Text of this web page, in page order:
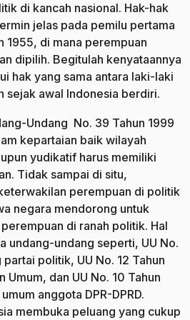
di kancah nasional. Hak-hak
jelas pada pemilu pertama
1955, di mana perempuan
dipilih. Begitulah kenyataannya
hak yang sama antara laki-laki
sejak awal Indonesia berdiri.
Undang No. 39 Tahun 1999
kepartaian baik wilayah
yudikatif harus memiliki
Tidak sampai di situ,
perempuan di politik
negara mendorong untuk
di ranah politik. Hal
undang-undang seperti, UU No.
politik, UU No. 12 Tahun
dan UU No. 10 Tahun
anggota DPR-DPRD.
membuka peluang yang cukup